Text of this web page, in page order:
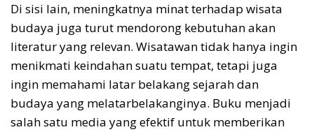
Di sisi lain, meningkatnya minat terhadap wisata
budaya juga turut mendorong kebutuhan akan
literatur yang relevan. Wisatawan tidak hanya ingin
menikmati keindahan suatu tempat, tetapi juga
ingin memahami latar belakang sejarah dan
budaya yang melatarbelakanginya. Buku menjadi
salah satu media yang efektif untuk memberikan